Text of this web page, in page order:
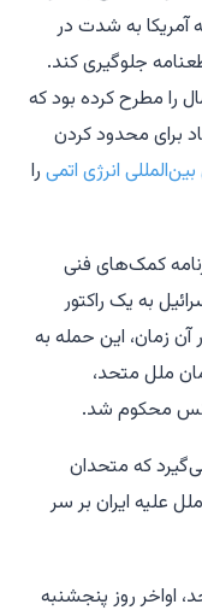
به شدت در
جلوگیری کند.
را مطرح کرده بود که
برای محدود کردن
انرژی اتمی را
کمک‌های فنی
به یک راکتور
زمان، این حمله به
ملل متحد،
محکوم شد.
که متحدان
علیه ایران بر سر
اواخر روز پنجشنبه